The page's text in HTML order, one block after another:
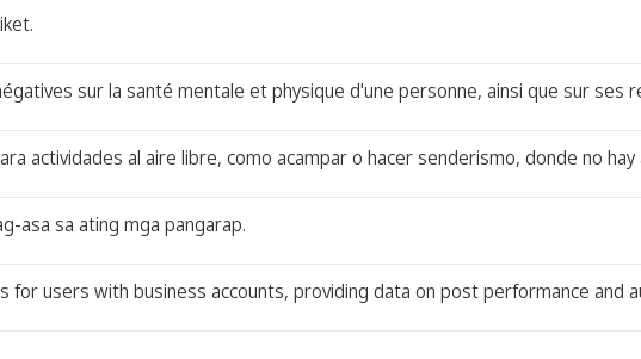
sur la santé mentale et physique d'une personne, ainsi que sur ses
actividades al aire libre, como acampar o hacer senderismo, donde no hay
asa sa ating mga pangarap.
for users with business accounts, providing data on post performance and